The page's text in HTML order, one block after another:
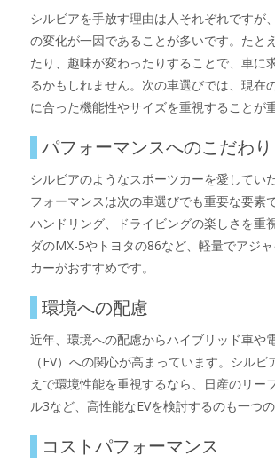
シルビアを手放す理由は人それぞれですが
の変化が一因であることが多いです。たと
たり、趣味が変わったりすることで、車に
るかもしれません。次の車選びでは、現在
に合った機能性やサイズを重視することが
パフォーマンスへのこだわり
シルビアのようなスポーツカーを愛してい
フォーマンスは次の車選びでも重要な要素
ハンドリング、ドライビングの楽しさを重
ダのMX-5やトヨタの86など、軽量でアジ
カーがおすすめです。
環境への配慮
近年、環境への配慮からハイブリッド車や
（EV）への関心が高まっています。シル
えで環境性能を重視するなら、日産のリー
ル3など、高性能なEVを検討するのも一つの
コストパフォーマンス